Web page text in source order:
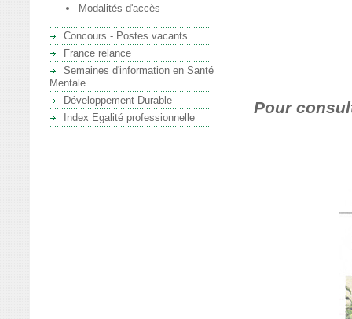
Modalités d'accès
Concours - Postes vacants
France relance
Semaines d'information en Santé
Mentale
Développement Durable
Index Egalité professionnelle
Pour